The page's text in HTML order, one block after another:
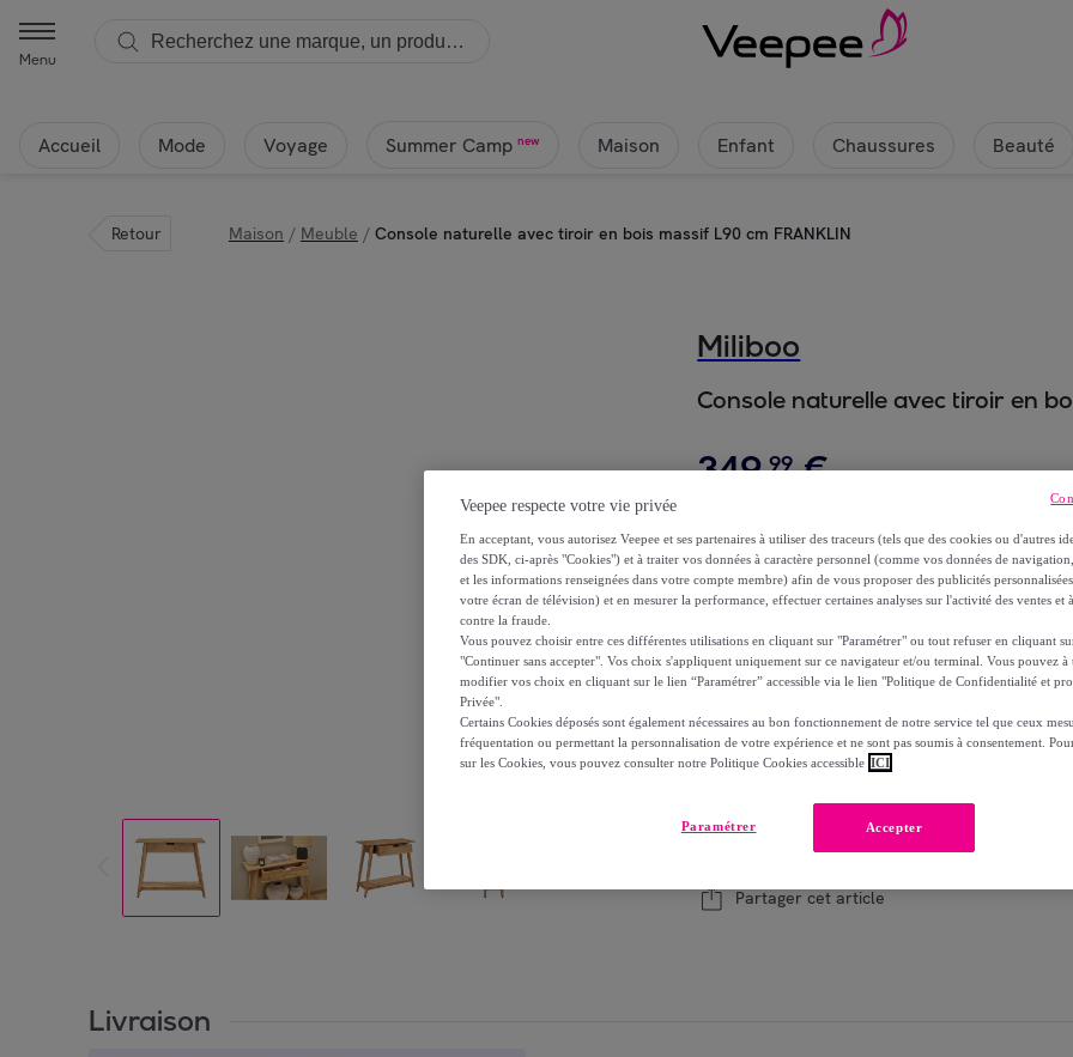
Menu
Accueil Mode Voyage Summer Camp new Maison Enfant Chaussures Beauté
Retour Maison / Meuble / Console naturelle avec tiroir en bois massif L90 cm FRANKLIN
Miliboo
Console naturelle avec tiroir en
349,99 €
Reprise possible de votre ancien produit,
Modèle : Console naturelle avec tiroir en
Ajouter au panier
Vendu par
Partager cet article
Livraison
Veepee respecte votre vie privée
En acceptant, vous autorisez Veepee et ses partenaires à utiliser des traceurs (tels que des cookies ou d'autres
des SDK, ci-après "Cookies") et à traiter vos données à caractère personnel (comme vos données de
et les informations renseignées dans votre compte membre) afin de vous proposer des publicités
votre écran de télévision) et en mesurer la performance, effectuer certaines analyses sur l'activité des ventes et
contre la fraude.
Vous pouvez choisir entre ces différentes utilisations en cliquant sur "Paramétrer" ou tout refuser en cliquant
"Continuer sans accepter". Vos choix s'appliquent uniquement sur ce navigateur et/ou terminal. Vous pouvez
modifier vos choix en cliquant sur le lien “Paramétrer” accessible via le lien "Politique de Confidentialité et
Privée".
Certains Cookies déposés sont également nécessaires au bon fonctionnement de notre service tel que ceux
fréquentation ou permettant la personnalisation de votre expérience et ne sont pas soumis à consentement.
sur les Cookies, vous pouvez consulter notre Politique Cookies accessible ICI
Accepter
Paramétrer